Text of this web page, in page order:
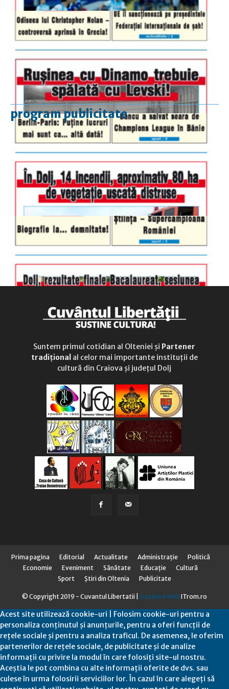
program publicitate
luni-vineri
9.00 - 17.00
duminică
9.00 - 12.00
Suntem primul cotidian al Olteniei și Partener
tradițional al celor mai importante instituții de
cultură din Craiova și județul Dolj
Prima pagina Editorial Actualitate Administraţie
Politică
Economie
Eveniment Sănătate Educaţie
Cultură
Sport
Știri din Oltenia Publicitate
© Copyright 2019 - Cuvantul Libertatii | Gazduire Web ITrom.ro
Acest site utilizează cookie-uri | Folosim cookie-uri pentru a
personaliza conținutul și anunțurile, pentru a oferi funcții de
rețele sociale și pentru a analiza traficul. De asemenea, le oferim
partenerilor de rețele sociale, de publicitate și de analize
informații cu privire la modul în care folosiți site-ul nostru.
Aceștia le pot combina cu alte informații oferite de dvs. sau
culese în urma folosirii serviciilor lor. În cazul în care alegeți să